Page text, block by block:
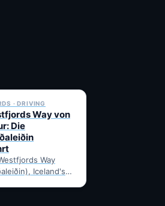
· DRIVING
Way von
Die
Way
Iceland's